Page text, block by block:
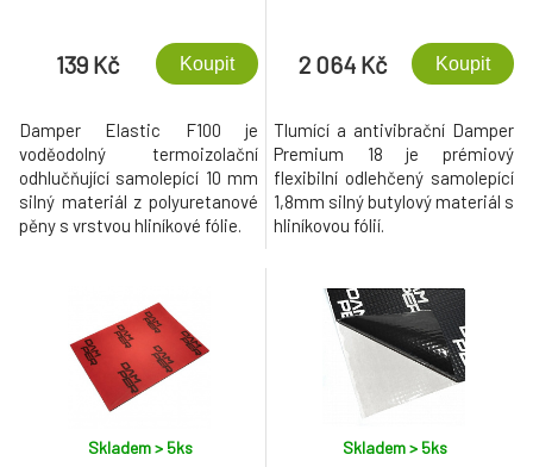
139 Kč Koupit
Damper Elastic F100 je
voděodolný termoizolační
odhlučňující samolepící 10 mm
silný materiál z polyuretanové
pěny s vrstvou hliníkové fólie.
2 064 Kč Koupit
Tlumící a antivibrační Damper
Premium 18 je prémiový
flexibilní odlehčený samolepící
1,8mm silný butylový materiál s
hliníkovou fólií.
Skladem > 5ks Skladem > 5ks